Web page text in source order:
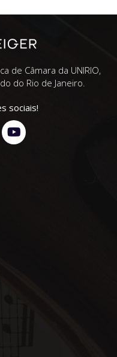
de Câmara da UNIRIO,
do Rio de Janeiro.
sociais!